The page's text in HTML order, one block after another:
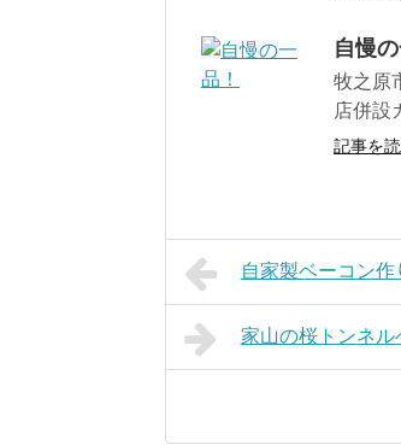
自慢の
牧之原
店併設
記事を
自家製ベーコン作
家山の桜トンネル